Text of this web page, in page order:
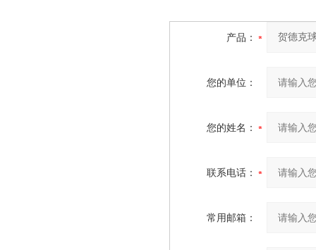
产品：
您的单位：
您的姓名：
联系电话：
常用邮箱：